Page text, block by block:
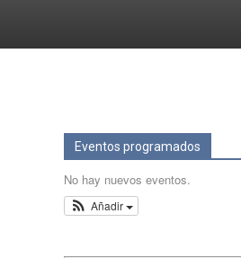
Eventos programados
No hay nuevos eventos.
Añadir